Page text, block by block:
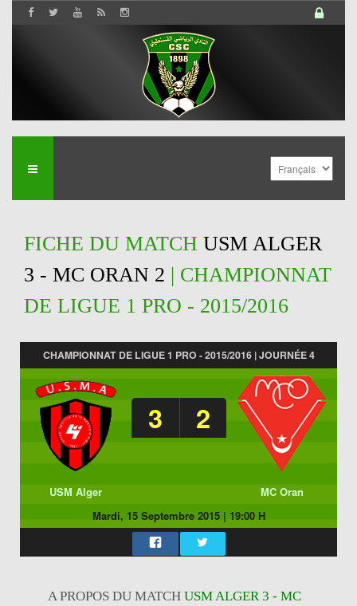
FICHE DU MATCH USM ALGER
3 - MC ORAN 2 | CHAMPIONNAT
DE LIGUE 1 PRO - 2015/2016
CHAMPIONNAT DE LIGUE 1 PRO - 2015/2016 | JOURNÉE 4
3 2
USM Alger
MC Oran
Mardi, 15 Septembre 2015| 19:00 H
A PROPOS DU MATCH USM ALGER 3 - MC